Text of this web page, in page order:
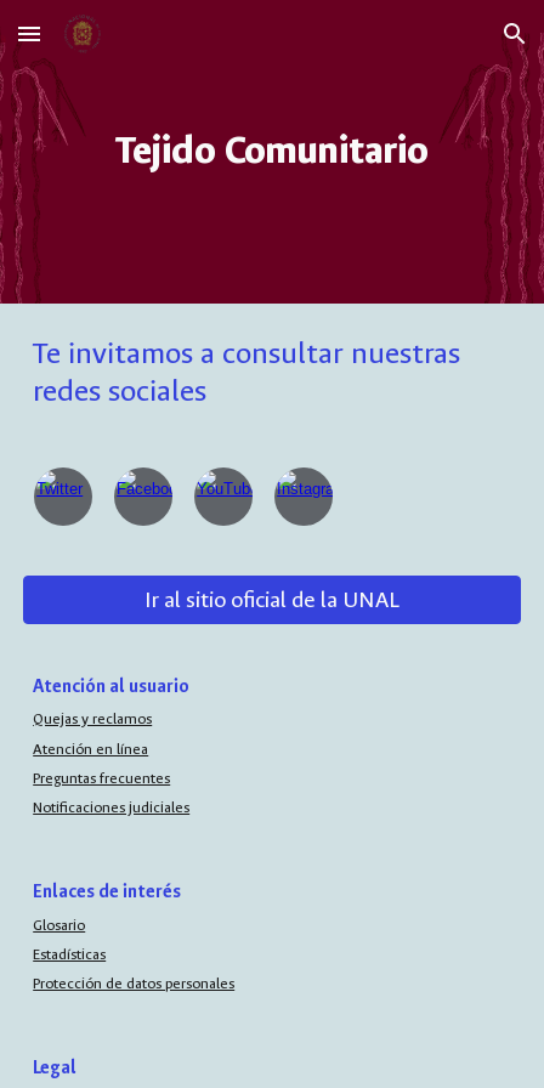
Skip to main content Skip to navigation
Tejido Comunitario
Te invitamos a consultar nuestras
redes sociales
Ir al sitio oficial de la UNAL
Atención al usuario
Quejas y reclamos
Atención en línea
Preguntas frecuentes
Notificaciones judiciales
Enlaces de interés
Glosario
Estadísticas
Protección de datos personales
Legal